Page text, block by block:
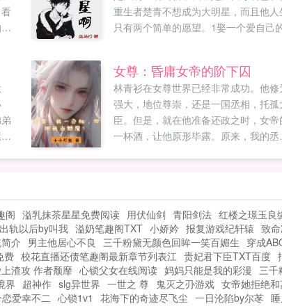
重生者楚青不想成为大明星，而且他人
只有两个简单的愿望。1娶一个爱自己
诗人，天王歌手各类影帝视帝，票房奇迹
被莫名其妙地安在了他头上打碎了他的
望什么？我是大明星？什么？柏林又颁
了？不去。借口？有什么借口啊，我那
肚子痛，肯定去不了...
女尊：昏庸女帝的阶下囚
林青衫在女尊世界已经非常成功。他修
强大，地位尊崇，还是一国丞相，托孤
臣。但是，就在他准备还政之时，女帝
一杯酒，让他原形毕露。原来，我的丞
阁 溢乳抹茶星星免费阅读 用伏仙剑 青阳剑法 红楼之璟玉良
出轨以后by叫我 溢奶笔趣阁TXT 小娇妗 报复游戏纪轩辕 致
介 男主他居心不良 三千粉黛无颜色回眸一笑百媚生 穿成
费 校花直播还债笔趣阁最新章节列表江 贵妃君下臣TXT百度
渣攻 作者颓靡 心锁父女在线阅读 妈妈只能是我的彩漫 三千
界 超神作 slg异世界 一世之 尊 鬼灭之刅游戏 女帝她拒绝
爱幸不二 心锁1v1 花海下的奇迹尽飞尘 一日沦陷by尔苳